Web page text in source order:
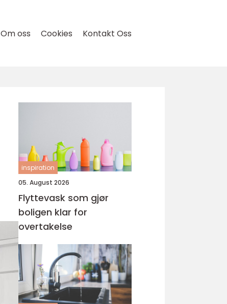
Om oss Cookies Kontakt Oss
inspiration
05. August 2026
Flyttevask som gjør
boligen klar for
overtakelse